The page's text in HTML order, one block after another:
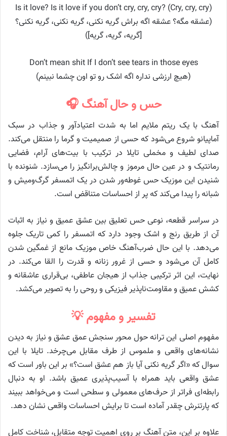
Is it love? Is it love if you don’t cry, cry, cry? (Cry, cry, cry)
(عشقه مگه؟ عشقه اگه براش گریه نکنی، گریه نکنی، گریه نکنی؟
[گریه، گریه، گریه])
Don’t mean shit If I don’t see tears in those eyes
(هیچ ارزشی نداره اگه اشک رو تو اون چشما نبینم)
حس و حال آهنگ 🎧
آهنگ با یک ریتم ملایم اما به شدت اعتیادآور و جذاب در سبک
آماپیانو شروع می‌شود که حسی از صمیمیت و گرما را منتقل می‌کند.
صدای لطیف و مخملی تایلا در ترکیب با بیت‌های آرام، فضایی
رمانتیک و در عین حال مرموز و چالش‌برانگیز را می‌سازد. شنونده با
شنیدن این موزیک حس غوطه‌ور شدن در یک اتمسفر گرگ‌ومیش و
شبانه را پیدا می‌کند که پر از احساسات متناقض است.
در سراسر قطعه، نوعی حس تعلیق بین عشق عمیق و نیاز به اثبات
آن از طریق رنج و اشک وجود دارد که اتمسفر را کمی تاریک جلوه
می‌دهد. با این حال ضرب‌آهنگ خاص موزیک مانع از غمگین شدن
کامل آن می‌شود و حسی از غرور زنانه و قدرت را القا می‌کند. در
نهایت، این اثر ترکیبی جذاب از هیجان عاطفی، بی‌قراری عاشقانه و
کشش عمیق و مقاومت‌ناپذیر فیزیکی و روحی را به تصویر می‌کشد.
تفسیر و مفهوم 💡
مفهوم اصلی این ترانه حول محور سنجش عمق عشق و نیاز به دیدن
نشانه‌های واقعی و ملموس از طرف مقابل می‌چرخد. تایلا با این
سوال که «اگر گریه نکنی آیا باز هم عشق است؟» بر این باور است که
عشق واقعی باید همراه با آسیب‌پذیری عمیق باشد. او به دنبال
رابطه‌ای فراتر از حرف‌های معمولی و سطحی است و می‌خواهد ببیند
که پارتنرش چقدر آماده است تا برایش احساسات واقعی نشان دهد.
علاوه بر این، متن آهنگ بر روی اهمیت توجه متقابل، شناخت کامل